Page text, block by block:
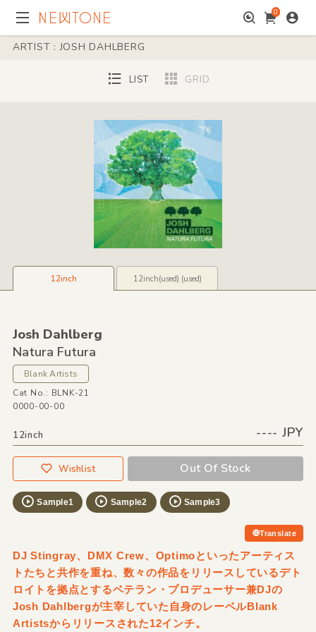
0
ARTIST : JOSH DAHLBERG
LIST GRID
12inch 12inch(used) (used)
Josh Dahlberg
Natura Futura
Blank Artists
Cat No.: BLNK-21
0000-00-00
12inch ---- JPY
Wishlist Out Of Stock
Sample1 Sample2 Sample3
Translate
DJ Stingray、DMX Crew、Optimoといったアーティス
トたちと共作を重ね、数々の作品をリリースしているデト
ロイトを拠点とするベテラン・プロデューサー兼DJの
Josh Dahlbergが主宰していた自身のレーベルBlank
Artistsからリリースされた12インチ。